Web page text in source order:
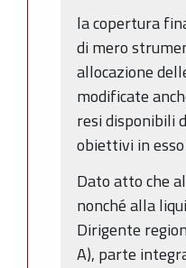
la copertura
di mero
allocazione
modificate
resi disponibili
obiettivi in
Dato atto che
nonché alla
Dirigente
A), parte